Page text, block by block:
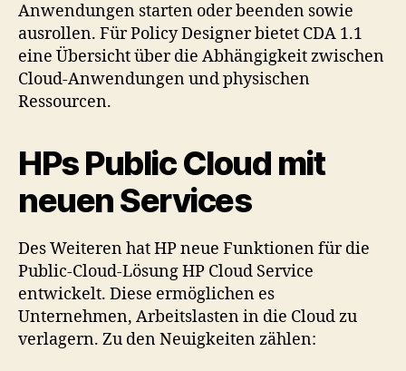
Anwendungen starten oder beenden sowie
ausrollen. Für Policy Designer bietet CDA 1.1
eine Übersicht über die Abhängigkeit zwischen
Cloud-Anwendungen und physischen
Ressourcen.
HPs Public Cloud mit
neuen Services
Des Weiteren hat HP neue Funktionen für die
Public-Cloud-Lösung HP Cloud Service
entwickelt. Diese ermöglichen es
Unternehmen, Arbeitslasten in die Cloud zu
verlagern. Zu den Neuigkeiten zählen: